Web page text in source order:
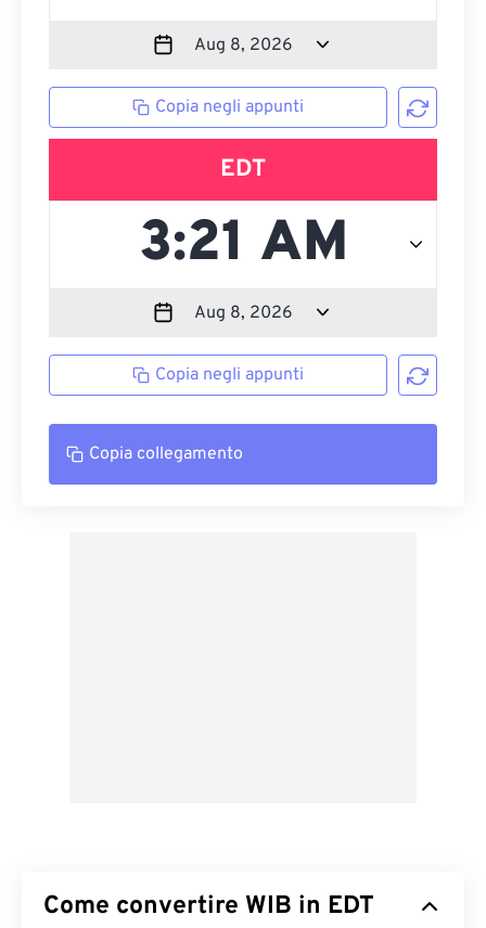
Copia negli appunti
EDT
Copia negli appunti
Copia collegamento
Come convertire WIB in EDT